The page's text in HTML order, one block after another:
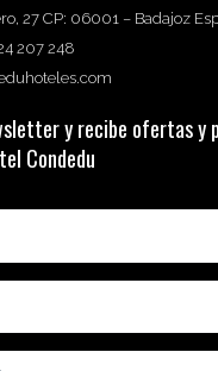
27 CP: 06001 – Badajoz
207 248
y recibe ofertas y
Condedu